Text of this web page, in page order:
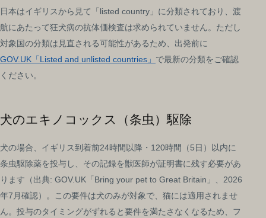
日本はイギリスから見て「listed country」に分類されており、渡
航にあたって狂犬病の抗体価検査は求められていません。ただし
対象国の分類は見直される可能性があるため、出発前に
GOV.UK「Listed and unlisted countries」 で最新の分類をご確認
ください。
犬のエキノコックス（条虫）駆除
犬の場合、イギリス到着前24時間以降・120時間（5日）以内に
条虫駆除薬を投与し、その記録を獣医師が証明書に残す必要があ
ります（出典: GOV.UK「Bring your pet to Great Britain」、2026
年7月確認）。この要件は犬のみが対象で、猫には適用されませ
ん。投与のタイミングがずれると要件を満たさなくなるため、フ